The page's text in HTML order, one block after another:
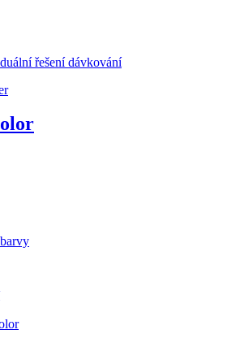
řešení dávkování